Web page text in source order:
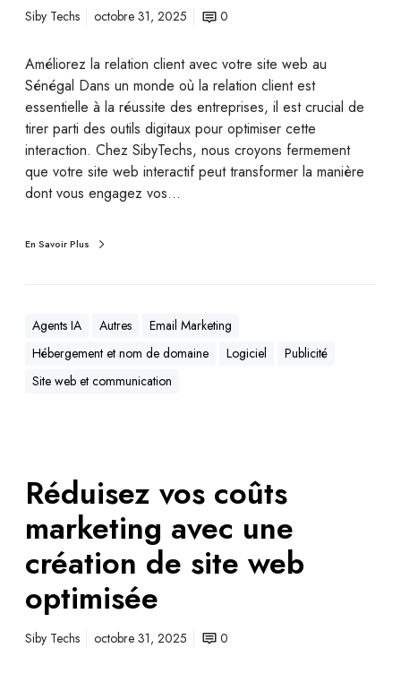
Siby Techs octobre 31, 2025 0
Améliorez la relation client avec votre site web au
Sénégal Dans un monde où la relation client est
essentielle à la réussite des entreprises, il est crucial de
tirer parti des outils digitaux pour optimiser cette
interaction. Chez SibyTechs, nous croyons fermement
que votre site web interactif peut transformer la manière
dont vous engagez vos…
En Savoir Plus
Agents IA Autres
Email Marketing
Hébergement et nom de domaine
Logiciel
Publicité
Site web et communication
Réduisez vos coûts
marketing avec une
création de site web
optimisée
Siby Techs octobre 31, 2025 0